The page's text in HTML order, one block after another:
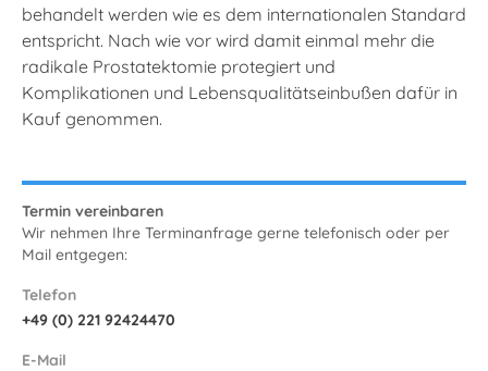
behandelt werden wie es dem internationalen Standard
entspricht. Nach wie vor wird damit einmal mehr die
radikale Prostatektomie protegiert und
Komplikationen und Lebensqualitätseinbußen dafür in
Kauf genommen.
Termin vereinbaren
Wir nehmen Ihre Terminanfrage gerne telefonisch oder per
Mail entgegen:
Telefon
+49 (0) 221 92424470
E-Mail